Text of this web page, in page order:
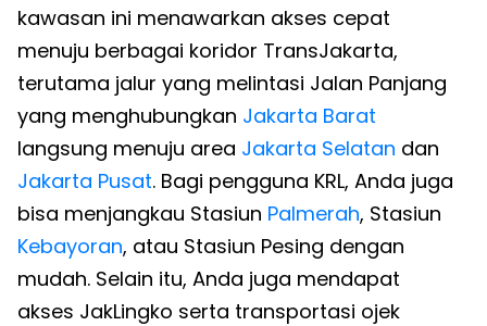
kawasan ini menawarkan akses cepat
menuju berbagai koridor TransJakarta,
terutama jalur yang melintasi Jalan Panjang
yang menghubungkan Jakarta Barat
langsung menuju area Jakarta Selatan dan
Jakarta Pusat. Bagi pengguna KRL, Anda juga
bisa menjangkau Stasiun Palmerah, Stasiun
Kebayoran, atau Stasiun Pesing dengan
mudah. Selain itu, Anda juga mendapat
akses JakLingko serta transportasi ojek